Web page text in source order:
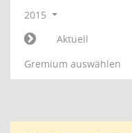
2015
Aktuell
Gremium auswählen